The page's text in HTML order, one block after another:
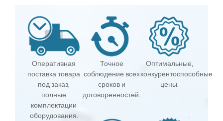
Оперативная
поставка товара
под заказ,
полные
комплектации
оборудования.
Точное
соблюдение всех
сроков и
договоренностей.
Оптимальные,
конкурентоспособные
цены.